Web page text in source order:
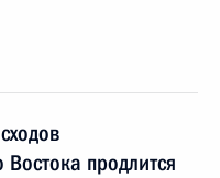
продлится